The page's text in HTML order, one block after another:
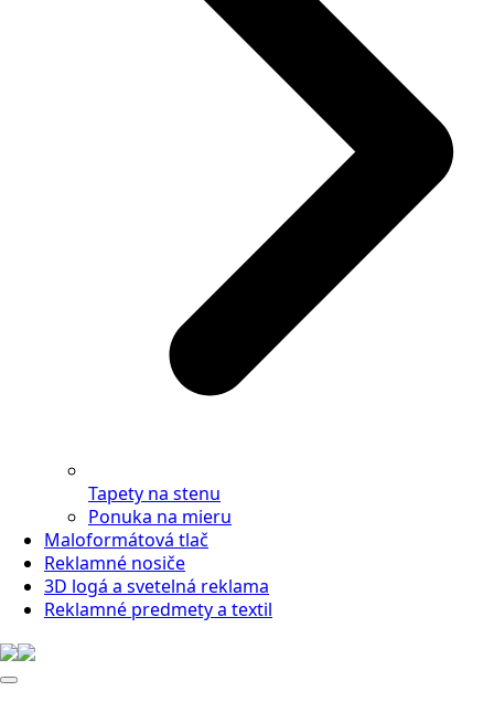
Tapety na stenu
Ponuka na mieru
Maloformátová tlač
Reklamné nosiče
3D logá a svetelná reklama
Reklamné predmety a textil